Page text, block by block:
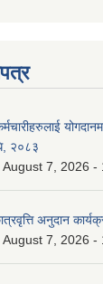
२०८३
August 7, 2026 -
अनुदान
August 7, 2026 -